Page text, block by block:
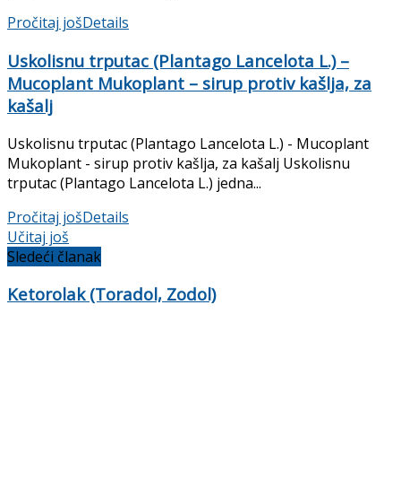
Pročitaj jošDetails
Uskolisnu trputac (Plantago Lancelota L.) –
Mucoplant Mukoplant – sirup protiv kašlja, za
kašalj
Uskolisnu trputac (Plantago Lancelota L.) - Mucoplant
Mukoplant - sirup protiv kašlja, za kašalj Uskolisnu
trputac (Plantago Lancelota L.) jedna...
Pročitaj jošDetails
Učitaj još
Sledeći članak
Ketorolak (Toradol, Zodol)